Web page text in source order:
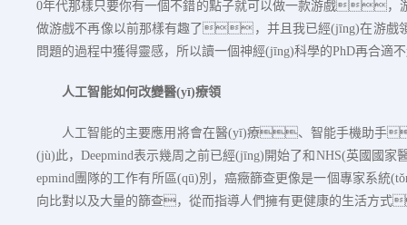
0年代那樣只要你有一個不錯的點子就可以做一款游戲，
做游戲不再像以前那樣有趣了，并且我已經(jīng)在游戲領
問題的過程中獲得靈感，所以讀一個神經(jīng)科學的PhD再合適
人工智能如何改變醫(yī)療領
人工智能的主要應用將會在醫(yī)療、智能手機助手
(jù)此，Deepmind表示幾周之前已經(jīng)開始了和 NHS(英國國家
epmind 團隊的工作有所區(qū)別，癌癥篩查更像是一個專家系
向比對以及大量的篩查，從而指導人們擁有更健康的生活方